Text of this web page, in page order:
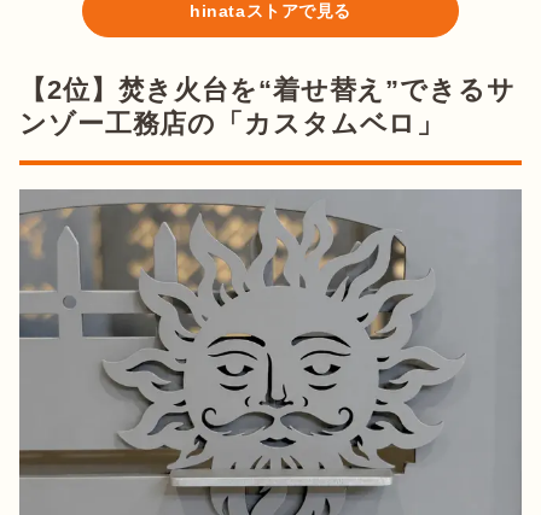
hinataストアで見る
【2位】焚き火台を“着せ替え”できるサ
ンゾー工務店の「カスタムベロ」